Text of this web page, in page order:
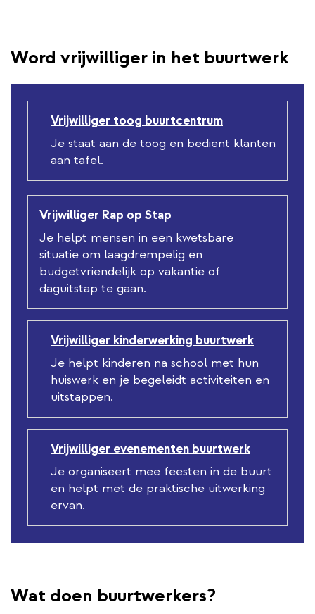
Word vrijwilliger in het buurtwerk
Vrijwilliger toog buurtcentrum
Je staat aan de toog en bedient klanten
aan tafel.
Vrijwilliger Rap op Stap
Je helpt mensen in een kwetsbare
situatie om laagdrempelig en
budgetvriendelijk op vakantie of
daguitstap te gaan.
Vrijwilliger kinderwerking buurtwerk
Je helpt kinderen na school met hun
huiswerk en je begeleidt activiteiten en
uitstappen.
Vrijwilliger evenementen buurtwerk
Je organiseert mee feesten in de buurt
en helpt met de praktische uitwerking
ervan.
Wat doen buurtwerkers?